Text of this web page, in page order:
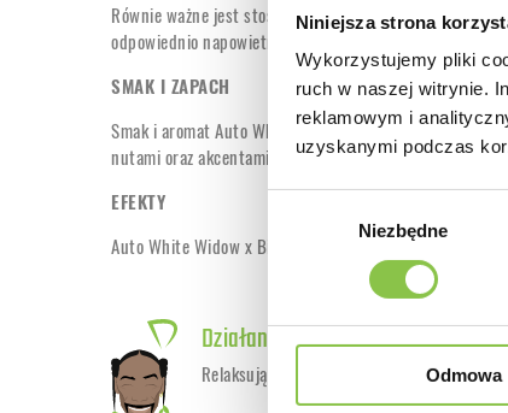
Niniejsza strona
Wykorzystujemy pliki
ruch w naszej witrynie.
reklamowym i
uzyskanymi podczas
Niezbędne
Odmowa
Równie ważne jest stosowanie wystarczająco dużych
odpowiednio napowietrzane podłoże.
SMAK I ZAPACH
Smak i aromat Auto White Widow x Big Bud są
nutami oraz akcentami drzewa sandałowego i kwiatów.
EFEKTY
Auto White Widow x Big Bud zapewnia silne i
Działanie
Relaksujące, długotrwałe